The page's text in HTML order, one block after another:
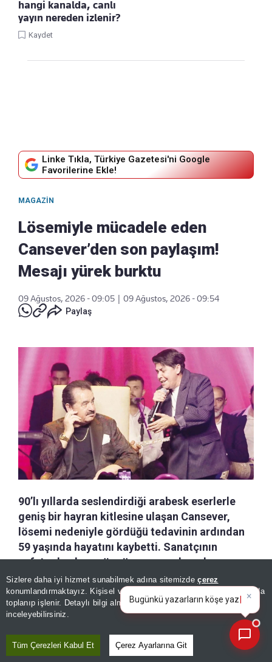
Sizlere daha iyi hizmet sunabilmek adına sitemizdeçerez
konumlandırmaktayız. Kişisel verileriniz, KVKK ve GDPR kapsamında
toplanıp işlenir. Detaylı bilgi almak içinAydınlatma Metnimizi
inceleyebilirsiniz.
Tüm Çerezleri Kabul Et Çerez Ayarlarına Git
hangi kanalda, canlı
yayın nereden izlenir?
Kaydet
Linke Tıkla, Türkiye Gazetesi'ni Google
Favorilerine Ekle!
MAGAZIN
Lösemiyle mücadele eden
Cansever’den son paylaşım!
Mesajı yürek burktu
09 Ağustos, 2026 - 09:05
09 Ağustos, 2026 - 09:54
Paylaş
90’lı yıllarda seslendirdiği arabesk eserlerle
geniş bir hayran kitlesine ulaşan Cansever,
lösemi nedeniyle gördüğü tedavinin ardından
59 yaşında hayatını kaybetti. Sanatçının
vefatından kısa süre önce sosyal medya
hesabından yaptığı son paylaşım ise
sevenlerini duygulandırdı.
×
Bugünkü yazarların köşe
yazılarını özetleyin!